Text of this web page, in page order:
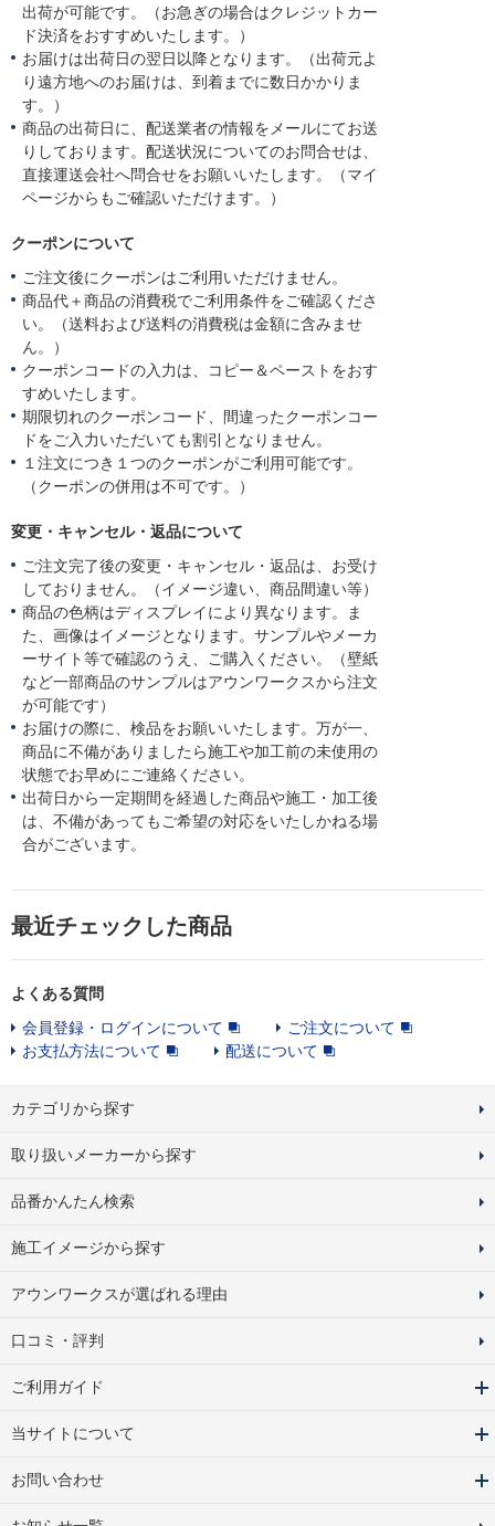
出荷が可能です。（お急ぎの場合はクレジットカー
ド決済をおすすめいたします。）
お届けは出荷日の翌日以降となります。（出荷元よ
り遠方地へのお届けは、到着までに数日かかりま
す。）
商品の出荷日に、配送業者の情報をメールにてお送
りしております。配送状況についてのお問合せは、
直接運送会社へ問合せをお願いいたします。（マイ
ページからもご確認いただけます。）
クーポンについて
ご注文後にクーポンはご利用いただけません。
商品代＋商品の消費税でご利用条件をご確認くださ
い。（送料および送料の消費税は金額に含みませ
ん。）
クーポンコードの入力は、コピー＆ペーストをおす
すめいたします。
期限切れのクーポンコード、間違ったクーポンコー
ドをご入力いただいても割引となりません。
１注文につき１つのクーポンがご利用可能です。
（クーポンの併用は不可です。）
変更・キャンセル・返品について
ご注文完了後の変更・キャンセル・返品は、お受け
しておりません。（イメージ違い、商品間違い等）
商品の色柄はディスプレイにより異なります。ま
た、画像はイメージとなります。サンプルやメーカ
ーサイト等で確認のうえ、ご購入ください。（壁紙
など一部商品のサンプルはアウンワークスから注文
が可能です）
お届けの際に、検品をお願いいたします。万が一、
商品に不備がありましたら施工や加工前の未使用の
状態でお早めにご連絡ください。
出荷日から一定期間を経過した商品や施工・加工後
は、不備があってもご希望の対応をいたしかねる場
合がございます。
最近チェックした商品
よくある質問
会員登録・ログインについて
ご注文について
お支払方法について
配送について
カテゴリから探す
取り扱いメーカーから探す
品番かんたん検索
施工イメージから探す
アウンワークスが選ばれる理由
口コミ・評判
ご利用ガイド
当サイトについて
お問い合わせ